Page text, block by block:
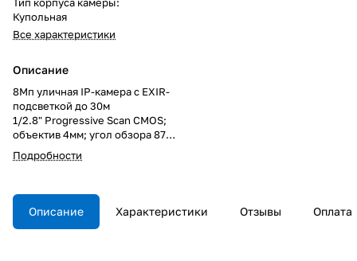
Купольная
Все характеристики
Описание
8Мп уличная IP-камера с EXIR-
подсветкой до 30м
1/2.8" Progressive Scan CMOS;
объектив 4мм; угол обзора 87°;
механический ИК-фильтр;
0.005лк@F1.6; сжатие
PEG; тройной поток;
3840x2160@20к/с,
3200×1800@25к/с; WDR 120дБ,
Подробности
Описание Характеристики Отзывы Оплата